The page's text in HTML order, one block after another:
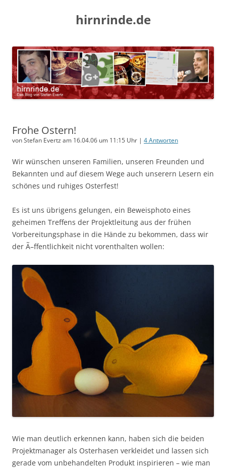
hirnrinde.de
Frohe Ostern!
von Stefan Evertz am 16.04.06 um 11:15 Uhr | 4 Antworten
Wir wünschen unseren Familien, unseren Freunden und
Bekannten und auf diesem Wege auch unserern Lesern ein
schönes und ruhiges Osterfest!
Es ist uns übrigens gelungen, ein Beweisphoto eines
geheimen Treffens der Projektleitung aus der frühen
Vorbereitungsphase in die Hände zu bekommen, dass wir
der Ã–ffentlichkeit nicht vorenthalten wollen:
Wie man deutlich erkennen kann, haben sich die beiden
Projektmanager als Osterhasen verkleidet und lassen sich
gerade vom unbehandelten Produkt inspirieren – wie man